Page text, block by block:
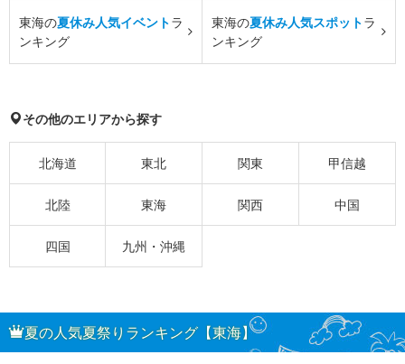
東海の夏休み人気イベントラ
ンキング
東海の夏休み人気スポットラ
ンキング
その他のエリアから探す
北海道 東北 関東 甲信越
北陸 東海 関西 中国
四国 九州・沖縄
夏の人気夏祭りランキング【東海】